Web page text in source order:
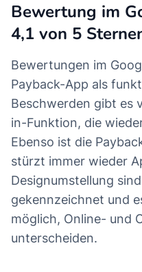
Bewertung im
4,1 von 5
Bewertungen im
Payback-App als
Beschwerden gibt es
in-Funktion, die
Ebenso ist die
stürzt immer wieder
Designumstellung
gekennzeichnet und
möglich, Online- und
unterscheiden.